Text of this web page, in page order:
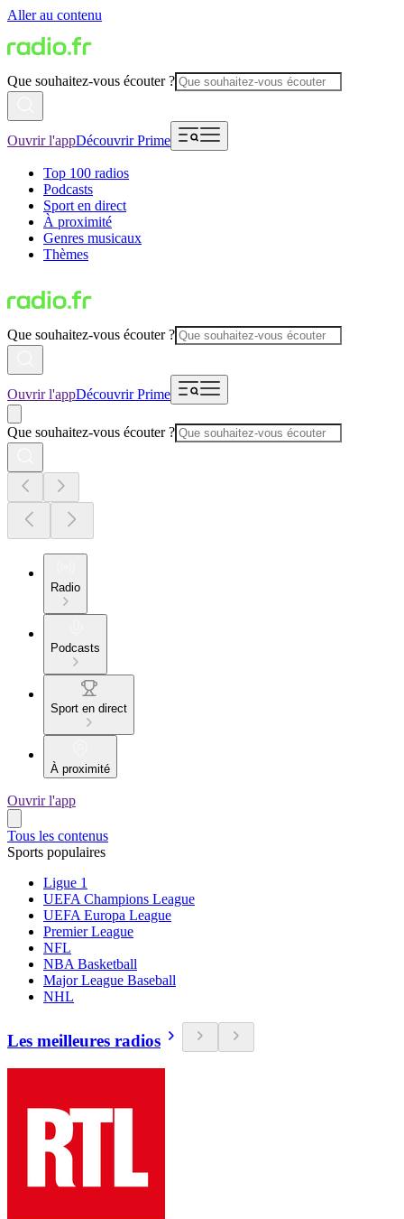
Aller au contenu
Que souhaitez-vous écouter ?
Ouvrir l'appDécouvrir Prime
Top 100 radios
Podcasts
Sport en direct
À proximité
Genres musicaux
Thèmes
Que souhaitez-vous écouter ?
Ouvrir l'appDécouvrir Prime
Que souhaitez-vous écouter ?
Radio
Podcasts
Sport en direct
À proximité
Ouvrir l'app
Tous les contenus
Sports populaires
Ligue 1
UEFA Champions League
UEFA Europa League
Premier League
NFL
NBA Basketball
Major League Baseball
NHL
Les meilleures radios